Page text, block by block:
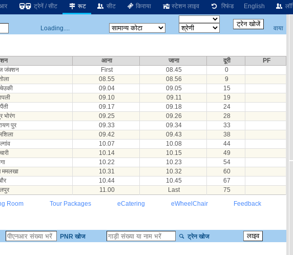
ट्रेनें / सीट रूट सीट किराया स्टेशन लाइव रिफंड English
Loading.... वाया
आना जाना दूरी
PF
जंक्शन First 08.45
0
08.55 08.56
9
चेउकी 09.04 09.05
15
09.10 09.11
19
09.17 09.18
24
भोरंग 09.25 09.26
28
पुर 09.33 09.34
33
09.42 09.43
38
10.07 10.08
44
10.14 10.15
49
10.22 10.23
54
10.31 10.32
60
10.44 10.45
67
11.00 Last
75
Room Tour Packages eCatering eWheelChair Feedback
PNR खोज ट्रेन खोज